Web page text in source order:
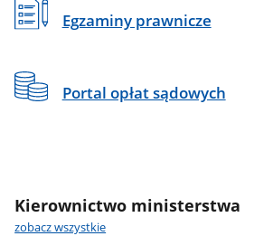
Egzaminy prawnicze
Portal opłat sądowych
Kierownictwo ministerstwa
zobacz wszystkie